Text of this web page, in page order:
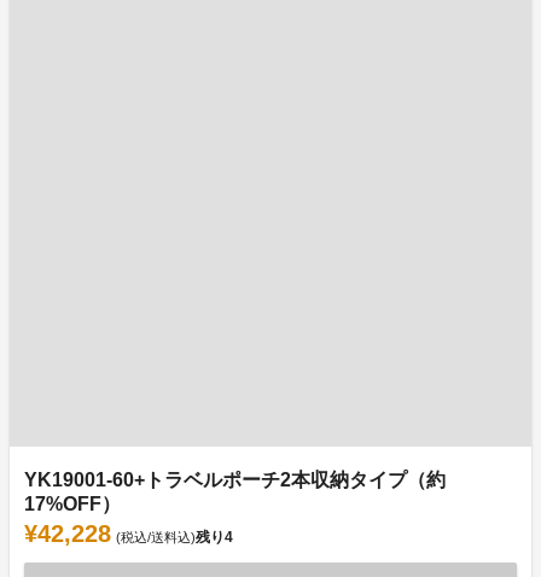
YK19001-60+トラベルポーチ2本収納タイプ（約
17%OFF）
¥42,228 (税込/送料込)残り4